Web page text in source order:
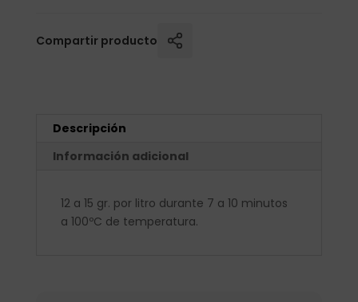
Compartir producto
Descripción
Información adicional
12 a 15 gr. por litro durante 7 a 10 minutos
a 100ºC de temperatura.